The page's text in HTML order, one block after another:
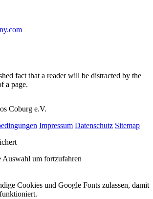
fact that a reader will be distracted by the
a page.
Coburg e.V.
Impressum Datenschutz Sitemap
Auswahl um fortzufahren
Cookies und Google Fonts zulassen, damit